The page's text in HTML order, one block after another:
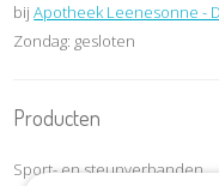
bijApotheek Leenesonne -
Zondag: gesloten
Producten
Sport- en steunverbanden